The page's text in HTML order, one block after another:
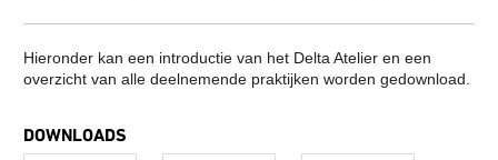
Hieronder kan een introductie van het Delta Atelier en een
overzicht van alle deelnemende praktijken worden gedownload.
DOWNLOADS
ROBBERT DE VRIEZE
HIGH GROUND
DE STAART: DE
DE IABR EN WATER
EEUW
PROJECT
METROPOLITAN
AGRICULTURE